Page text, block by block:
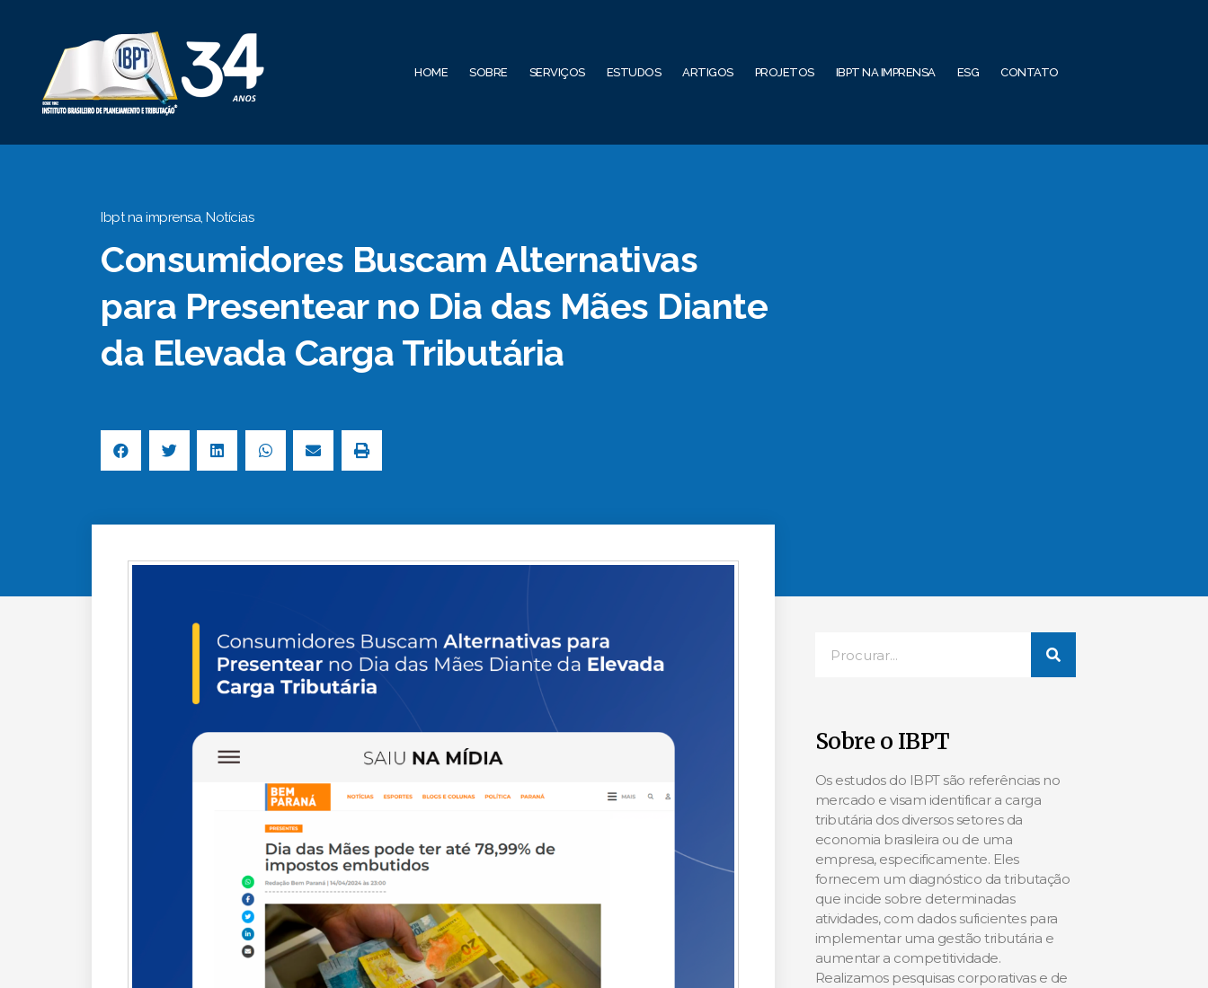
HOME SOBRE SERVIÇOS ESTUDOS ARTIGOS PROJETOS IBPT NA IMPRENSA ESG CONTATO
Ibpt na imprensa, Notícias
Consumidores Buscam Alternativas
para Presentear no Dia das Mães Diante
da Elevada Carga Tributária
Sobre o IBPT
Os estudos do IBPT são referências no
mercado e visam identificar a carga
tributária dos diversos setores da
economia brasileira ou de uma
empresa, especificamente. Eles
fornecem um diagnóstico da tributação
que incide sobre determinadas
atividades, com dados suficientes para
implementar uma gestão tributária e
aumentar a competitividade.
Realizamos pesquisas corporativas e de